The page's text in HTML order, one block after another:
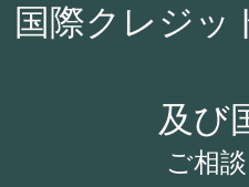
国際クレジッ
及び国内
ご相